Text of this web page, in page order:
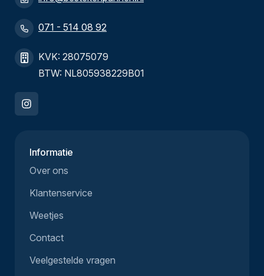
071 - 514 08 92
KVK: 28075079
BTW: NL805938229B01
Informatie
Over ons
Klantenservice
Weetjes
Contact
Veelgestelde vragen